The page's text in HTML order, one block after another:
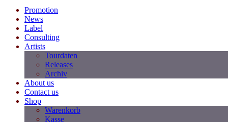
Promotion
News
Label
Consulting
Artists
Tourdaten
Releases
Archiv
About us
Contact us
Shop
Warenkorb
Kasse